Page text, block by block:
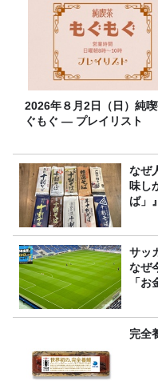
2026年８月2日（日）純
ぐもぐ ― プレイリスト
なぜ
味し
ば」
サッ
なぜ
「
完全